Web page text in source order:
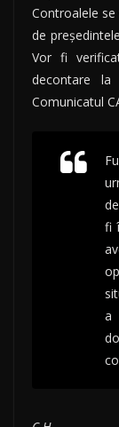
Controalele
de
Vor fi
decontare
Comunicatul
fi
a